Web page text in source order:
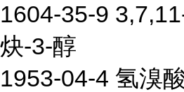
1604-35-9
炔-3-醇
1953-04-4 氢溴